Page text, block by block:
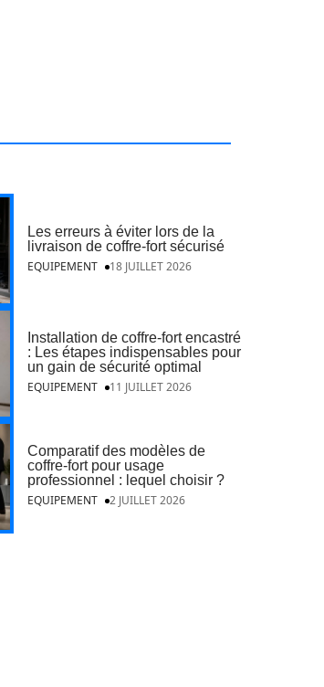
Les erreurs à éviter lors de la
livraison de coffre-fort sécurisé
EQUIPEMENT
18 JUILLET 2026
Installation de coffre-fort encastré
: Les étapes indispensables pour
un gain de sécurité optimal
EQUIPEMENT
11 JUILLET 2026
Comparatif des modèles de
coffre-fort pour usage
professionnel : lequel choisir ?
EQUIPEMENT
2 JUILLET 2026